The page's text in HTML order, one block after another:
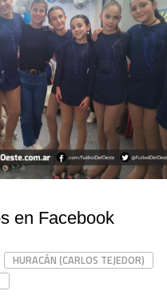
en Facebook
HURACÁN (CARLOS TEJEDOR)